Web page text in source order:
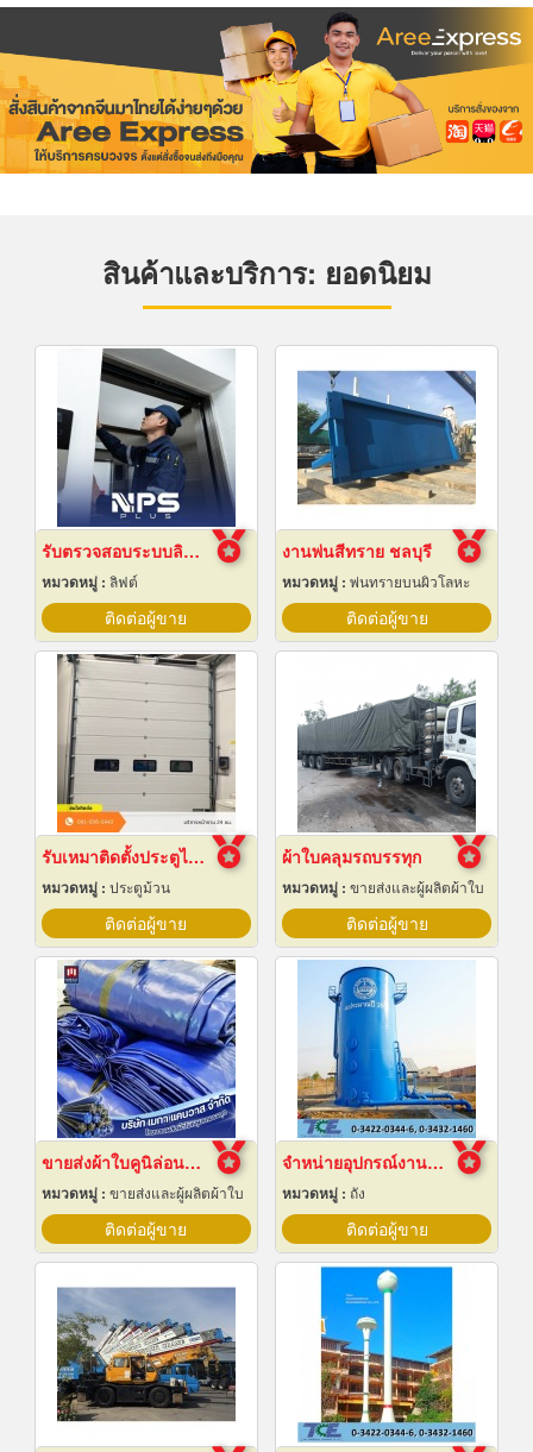
สินค้าและบริการ: ยอดนิยม
รับตรวจสอบระบบลิฟต์ ซ่อมบำรุงรักษา Maintenance
หมวดหมู่ : ลิฟต์
ติดต่อผู้ขาย
งานพ่นสีทราย ชลบุรี
หมวดหมู่ : พ่นทรายบนผิวโลหะ
ติดต่อผู้ขาย
รับเหมาติดตั้งประตูไฮสปีดดอร์
หมวดหมู่ : ประตูม้วน
ติดต่อผู้ขาย
ผ้าใบคลุมรถบรรทุก
หมวดหมู่ : ขายส่งและผู้ผลิตผ้าใบ
ติดต่อผู้ขาย
ขายส่งผ้าใบคูนิล่อนยกม้วนราคาส่ง
หมวดหมู่ : ขายส่งและผู้ผลิตผ้าใบ
ติดต่อผู้ขาย
จำหน่ายอุปกรณ์งานระบบประปา
หมวดหมู่ : ถัง
ติดต่อผู้ขาย